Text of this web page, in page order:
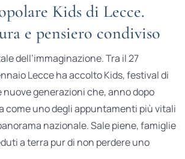
Kids di Lecce.
e pensiero condiviso
dell’immaginazione. Tra il 27
Lecce ha accolto Kids, festival di
nuove generazioni che, anno dopo
come uno degli appuntamenti più vitali
nazionale. Sale piene, famiglie
a terra pur di non perdere uno